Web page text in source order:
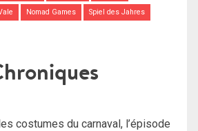
Nomad Games Spiel des Jahres
costumes du carnaval, l’épisode